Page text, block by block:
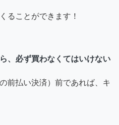
ることができます！
、必ず買わなくてはいけない
前払い決済）前であれば、キ